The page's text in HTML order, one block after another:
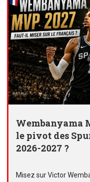
Wembanyama
le pivot des
2026-2027 ?
Misez sur Victor